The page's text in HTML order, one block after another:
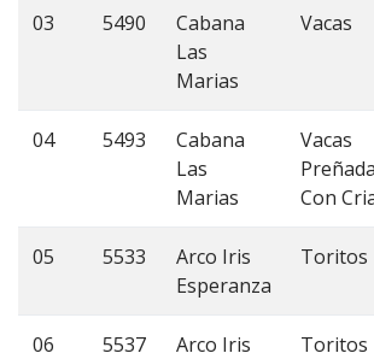
03 5490
Cabana
Las
Marias
Vacas
04 5493
Cabana
Las
Marias
Vacas
Con
05 5533
Arco Iris
Esperanza
Toritos
06 5537
Arco Iris
Toritos